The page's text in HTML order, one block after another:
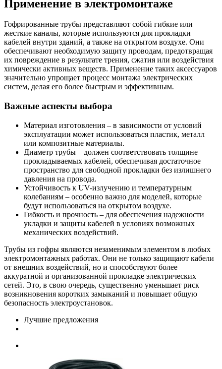
Применение в электромонтаже
Гофрированные трубы представляют собой гибкие или
жесткие каналы, которые используются для прокладки
кабелей внутри зданий, а также на открытом воздухе. Они
обеспечивают необходимую защиту проводам, предотвращая
их повреждение в результате трения, сжатия или воздействия
химически активных веществ. Применение таких аксессуаров
значительно упрощает процесс монтажа электрических
систем, делая его более быстрым и эффективным.
Важные аспекты выбора
Материал изготовления – в зависимости от условий
эксплуатации может использоваться пластик, металл
или композитные материалы.
Диаметр трубы – должен соответствовать толщине
прокладываемых кабелей, обеспечивая достаточное
пространство для свободной прокладки без излишнего
давления на провода.
Устойчивость к UV-излучению и температурным
колебаниям – особенно важно для моделей, которые
будут использоваться на открытом воздухе.
Гибкость и прочность – для обеспечения надежности
укладки и защиты кабелей в условиях возможных
механических воздействий.
Трубы из гофры являются незаменимым элементом в любых
электромонтажных работах. Они не только защищают кабели
от внешних воздействий, но и способствуют более
аккуратной и организованной прокладке электрических
сетей. Это, в свою очередь, существенно уменьшает риск
возникновения коротких замыканий и повышает общую
безопасность электроустановок.
Лучшие предложения